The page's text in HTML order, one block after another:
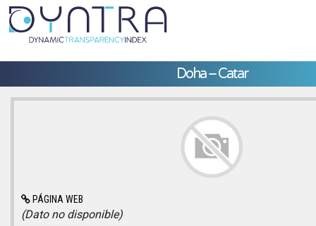
Doha – Catar
PÁGINA WEB
(Dato no disponible)